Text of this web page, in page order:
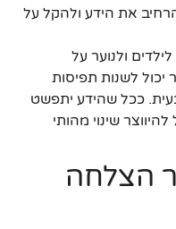
את הידע ולהקל על
ולנוער על
יכול לשנות תפיסות
ככל שהידע יתפשט
שינוי מהותי
הצלחה